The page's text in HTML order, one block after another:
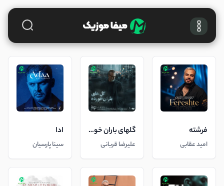
فرشته
امید عقابی
گلهای باران خورده
علیرضا قربانی
ادا
سینا پارسیان